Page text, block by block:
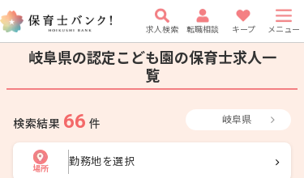
求人検索 転職相談 キープ メニュー
岐阜県の認定こども園の保育士求人一
覧
検索結果 66 件 岐阜県
場所
勤務地を選択